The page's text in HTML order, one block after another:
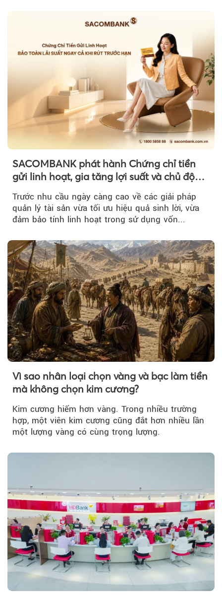
SACOMBANK phát hành Chứng chỉ tiền
gửi linh hoạt, gia tăng lợi suất và chủ động
Trước nhu cầu ngày càng cao về các giải pháp
quản lý tài sản vừa tối ưu hiệu quả sinh lời, vừa
đảm bảo tính linh hoạt trong sử dụng vốn...
Vì sao nhân loại chọn vàng và bạc làm tiền
mà không chọn kim cương?
Kim cương hiếm hơn vàng. Trong nhiều trường
hợp, một viên kim cương cũng đắt hơn nhiều lần
một lượng vàng có cùng trọng lượng.